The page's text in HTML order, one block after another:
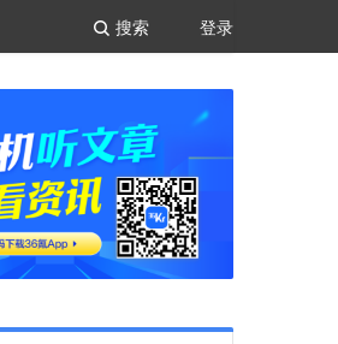
登录
搜索